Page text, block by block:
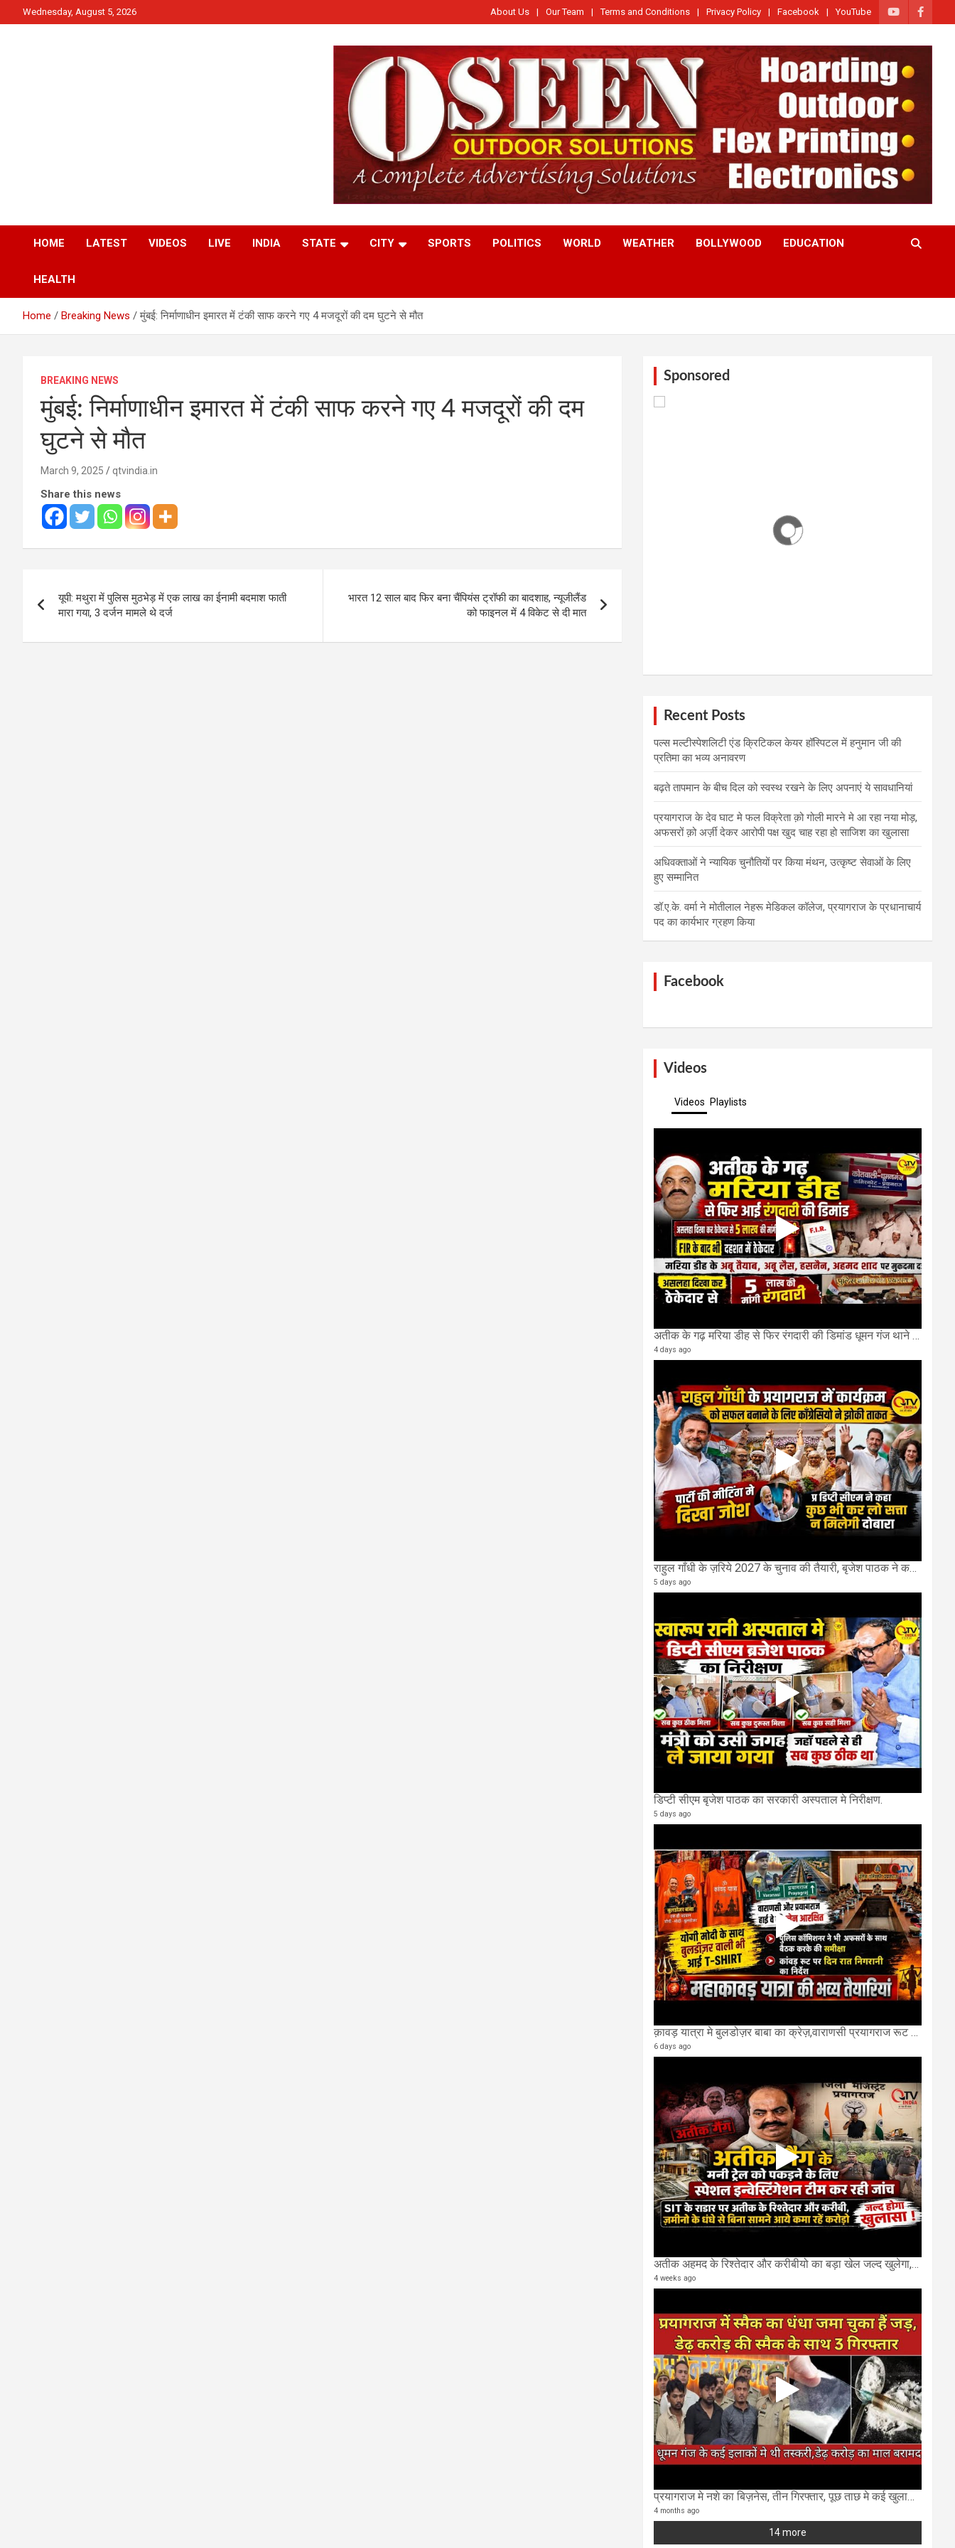
to
Wednesday, August 5, 2026 About Us Our Team Terms and Conditions Privacy Policy Facebook YouTube
HOME LATEST VIDEOS LIVE INDIA STATE CITY SPORTS POLITICS WORLD WEATHER BOLLYWOOD EDUCATION
HEALTH
Home Breaking News मुंबई: निर्माणाधीन इमारत में टंकी साफ करने गए 4 मजदूरों की दम घुटने से मौत
BREAKING NEWS
मुंबई: निर्माणाधीन इमारत में टंकी साफ करने गए 4 मजदूरों की दम
घुटने से मौत
March 9, 2025 qtvindia.in
Share this news
navigation
यूपी: मथुरा में पुलिस मुठभेड़ में एक लाख का ईनामी बदमाश फाती
मारा गया, 3 दर्जन मामले थे दर्ज
भारत 12 साल बाद फिर बना चैंपियंस ट्रॉफी का बादशाह, न्यूजीलैंड
को फाइनल में 4 विकेट से दी मात
Sponsored
Recent Posts
पल्स मल्टीस्पेशलिटी एंड क्रिटिकल केयर हॉस्पिटल में हनुमान जी की
प्रतिमा का भव्य अनावरण
बढ़ते तापमान के बीच दिल को स्वस्थ रखने के लिए अपनाएं ये सावधानियां
प्रयागराज के देव घाट मे फल विक्रेता क़ो गोली मारने मे आ रहा नया मोड़,
अफसरों क़ो अर्ज़ी देकर आरोपी पक्ष खुद चाह रहा हो साजिश का खुलासा
अधिवक्ताओं ने न्यायिक चुनौतियों पर किया मंथन, उत्कृष्ट सेवाओं के लिए
हुए सम्मानित
डॉ.ए.के. वर्मा ने मोतीलाल नेहरू मेडिकल कॉलेज, प्रयागराज के प्रधानाचार्य
पद का कार्यभार ग्रहण किया
Facebook
Videos
Videos Playlists
अतीक के गढ़ मरिया डीह से फिर रंगदारी की डिमांड धूमन गंज थाने मे 4 के खिलाफ मुकदमा दर्ज
4 days ago
राहुल गाँधी के ज़रिये 2027 के चुनाव की तैयारी, बृजेश पाठक ने कहा चुक चुकी हैं कांग्रेस
5 days ago
डिप्टी सीएम बृजेश पाठक का सरकारी अस्पताल मे निरीक्षण.
5 days ago
क़ावड़ यात्रा मे बुलडोज़र बाबा का क्रेज़,वाराणसी प्रयागराज रूट की एक लेन खाली की गई.
6 days ago
अतीक अहमद के रिश्तेदार और करीबीयो का बड़ा खेल जल्द खुलेगा,छुप कर करोड़ो कमाने वाले SIT के राडार पर
4 weeks ago
प्रयागराज मे नशे का बिज़नेस, तीन गिरफ्तार, पूछ ताछ मे कई खुलासा..
4 months ago
14 more